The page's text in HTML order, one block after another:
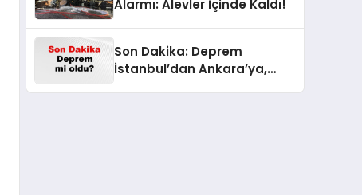
Alarmı: Alevler İçinde Kaldı!
Son Dakika: Deprem
İstanbul’dan Ankara’ya,